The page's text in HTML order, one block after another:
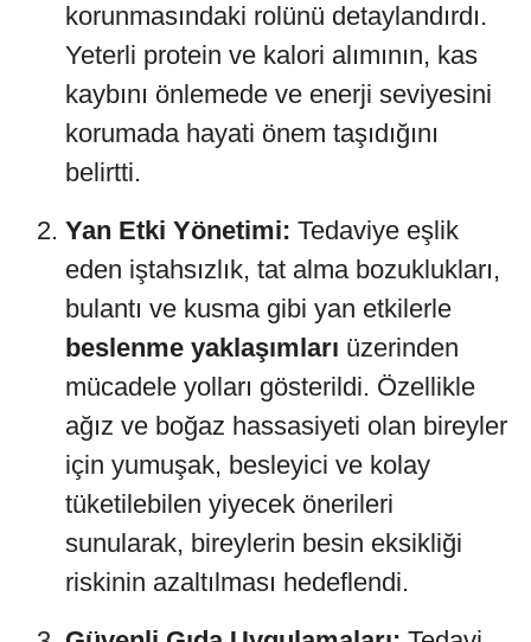
korunmasındaki rolünü detaylandırdı.
Yeterli protein ve kalori alımının, kas
kaybını önlemede ve enerji seviyesini
korumada hayati önem taşıdığını
belirtti.
Yan Etki Yönetimi: Tedaviye eşlik
eden iştahsızlık, tat alma bozuklukları,
bulantı ve kusma gibi yan etkilerle
beslenme yaklaşımları üzerinden
mücadele yolları gösterildi. Özellikle
ağız ve boğaz hassasiyeti olan bireyler
için yumuşak, besleyici ve kolay
tüketilebilen yiyecek önerileri
sunularak, bireylerin besin eksikliği
riskinin azaltılması hedeflendi.